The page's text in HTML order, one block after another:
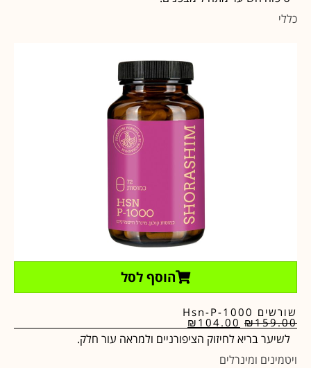
כללי
הוסף לסל
שורשים Hsn-P-1000
₪159.00
₪ 104.00
לשיער בריא לחיזוק הציפורניים ולמראה עור חלק.
ויטמינים ומינרלים